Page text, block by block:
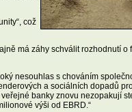
což
má záhy schválit rozhodnutí o
nesouhlas s chováním
a sociálních dopadů
banky znovu nezopakují
výši od EBRD.“